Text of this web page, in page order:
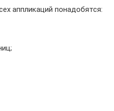
аппликаций понадобятся: